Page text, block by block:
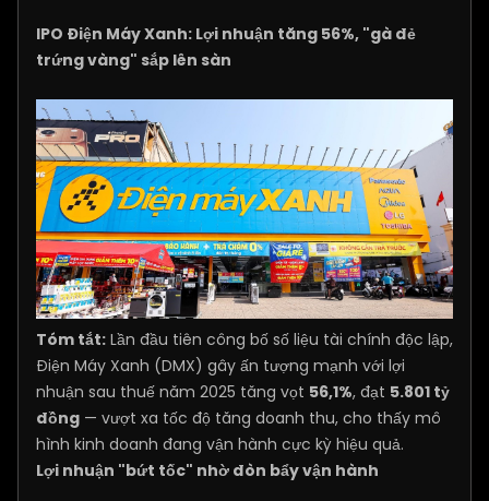
IPO Điện Máy Xanh: Lợi nhuận tăng 56%, "gà đẻ
trứng vàng" sắp lên sàn
Tóm tắt: Lần đầu tiên công bố số liệu tài chính độc lập,
Điện Máy Xanh (DMX) gây ấn tượng mạnh với lợi
nhuận sau thuế năm 2025 tăng vọt 56,1%, đạt 5.801 tỷ
đồng — vượt xa tốc độ tăng doanh thu, cho thấy mô
hình kinh doanh đang vận hành cực kỳ hiệu quả.
Lợi nhuận "bứt tốc" nhờ đòn bẩy vận hành